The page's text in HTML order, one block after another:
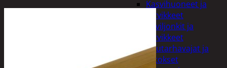
Kasvihuoneet ja
tarvikkeet
Paviljonkit ja
tarvikkeet
Puutarhavajat ja
katokset